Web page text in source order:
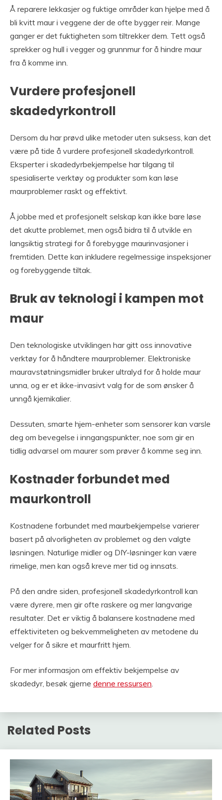
Å reparere lekkasjer og fuktige områder kan hjelpe med å
bli kvitt maur i veggene der de ofte bygger reir. Mange
ganger er det fuktigheten som tiltrekker dem. Tett også
sprekker og hull i vegger og grunnmur for å hindre maur
fra å komme inn.
Vurdere profesjonell
skadedyrkontroll
Dersom du har prøvd ulike metoder uten suksess, kan det
være på tide å vurdere profesjonell skadedyrkontroll.
Eksperter i skadedyrbekjempelse har tilgang til
spesialiserte verktøy og produkter som kan løse
maurproblemer raskt og effektivt.
Å jobbe med et profesjonelt selskap kan ikke bare løse
det akutte problemet, men også bidra til å utvikle en
langsiktig strategi for å forebygge maurinvasjoner i
fremtiden. Dette kan inkludere regelmessige inspeksjoner
og forebyggende tiltak.
Bruk av teknologi i kampen mot
maur
Den teknologiske utviklingen har gitt oss innovative
verktøy for å håndtere maurproblemer. Elektroniske
mauravstøtningsmidler bruker ultralyd for å holde maur
unna, og er et ikke-invasivt valg for de som ønsker å
unngå kjemikalier.
Dessuten, smarte hjem-enheter som sensorer kan varsle
deg om bevegelse i inngangspunkter, noe som gir en
tidlig advarsel om maurer som prøver å komme seg inn.
Kostnader forbundet med
maurkontroll
Kostnadene forbundet med maurbekjempelse varierer
basert på alvorligheten av problemet og den valgte
løsningen. Naturlige midler og DIY-løsninger kan være
rimelige, men kan også kreve mer tid og innsats.
På den andre siden, profesjonell skadedyrkontroll kan
være dyrere, men gir ofte raskere og mer langvarige
resultater. Det er viktig å balansere kostnadene med
effektiviteten og bekvemmeligheten av metodene du
velger for å sikre et maurfritt hjem.
For mer informasjon om effektiv bekjempelse av
skadedyr, besøk gjerne denne ressursen
Related Posts